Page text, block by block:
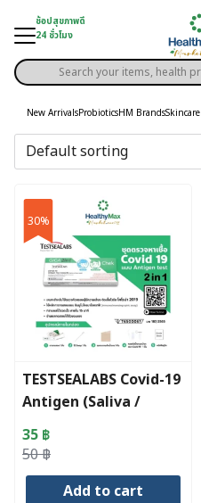
content
ช้อปสุขภาพดี
24 ชั่วโมง
Solution
Privilege
Content
Products
search
New ArrivalsProbioticsHM BrandsSkincare
30%
TESTSEALABS Covid-19
Antigen (Saliva /
Nasal)
50฿
Original
price
35 ฿
Current
price
Add to cart